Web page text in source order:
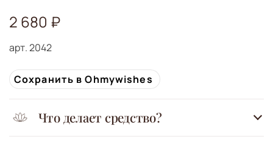
арт.2042
2 680 ₽
Сохранить в Ohmywishes
Что делает средство?